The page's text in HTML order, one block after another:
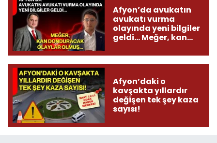
Afyon’da avukatın
avukatı vurma
olayında yeni bilgiler
geldi... Meğer, kan
olmuş...
Afyon’daki o
kavşakta yıllardır
değişen tek şey kaza
sayısı!